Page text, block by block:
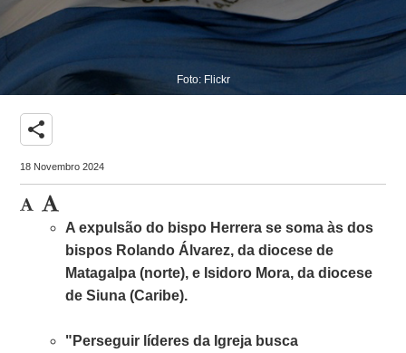
Foto: Flickr
share
18 Novembro 2024
A expulsão do bispo Herrera se soma às dos
bispos Rolando Álvarez, da diocese de
Matagalpa (norte), e Isidoro Mora, da diocese
de Siuna (Caribe).
"Perseguir líderes da Igreja busca